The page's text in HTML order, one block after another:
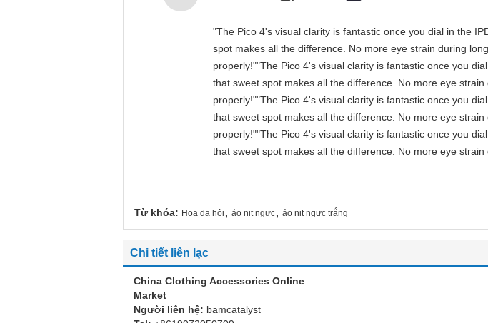
"The Pico 4's visual clarity is fantastic once you dial in the
spot makes all the difference. No more eye strain during
properly!""The Pico 4's visual clarity is fantastic once you
that sweet spot makes all the difference. No more eye
properly!""The Pico 4's visual clarity is fantastic once you
that sweet spot makes all the difference. No more eye
properly!""The Pico 4's visual clarity is fantastic once you
that sweet spot makes all the difference. No more eye
Từ khóa: Hoa dạ hội , áo nịt ngực, áo nịt ngực trắng
Chi tiết liên lạc
China Clothing Accessories Online
Market
Người liên hệ: bamcatalyst